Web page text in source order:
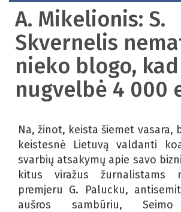
A. Mikelionis: S.
Skvernelis
nieko blogo,
nugvelbė 4 000
Na, žinot, keista šiemet vasara,
keistesnė Lietuvą valdanti
svarbių atsakymų apie savo
kitus viražus žurnalistams
premjeru G. Palucku,
aušros sambūriu, Seimo